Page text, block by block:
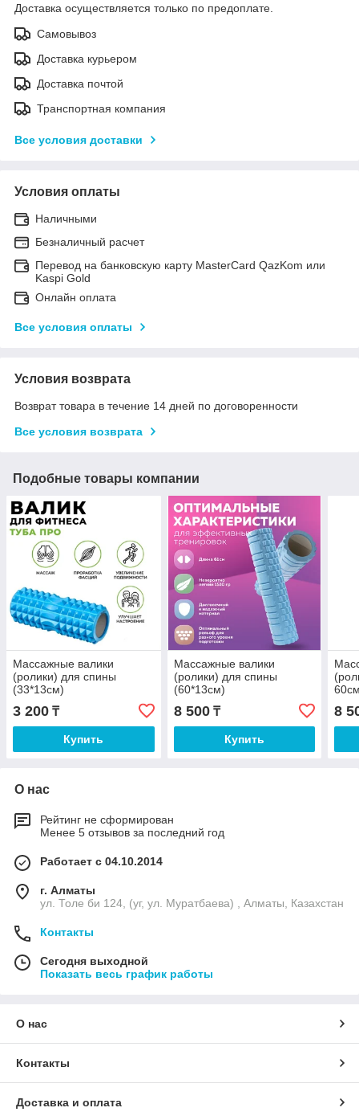
Доставка осуществляется только по предоплате.
Самовывоз
Доставка курьером
Доставка почтой
Транспортная компания
Все условия доставки
Условия оплаты
Наличными
Безналичный расчет
Перевод на банковскую карту MasterCard QazKom или
Kaspi Gold
Онлайн оплата
Все условия оплаты
Условия возврата
Возврат товара в течение 14 дней по договоренности
Все условия возврата
Подобные товары компании
Массажные валики
(ролики) для спины
(33*13см)
3 200 ₸
Купить
Массажные валики
(ролики) для спины
(60*13см)
8 500₸
Купить
8
О нас
Рейтинг не сформирован
Менее 5 отзывов за последний год
Работает с 04.10.2014
г. Алматы
ул. Толе би 124, (уг, ул. Муратбаева) , Алматы, Казахстан
Контакты
Сегодня выходной
Показать весь график работы
О нас
Контакты
Доставка и оплата